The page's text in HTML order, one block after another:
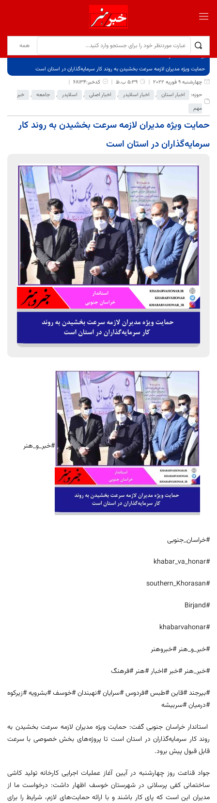
برگ نخست
نوشته‌ها
حمایت ویژه مدیران لازمه سرعت بخشیدن به روند کار سرمایه‌گذاران در استان است
چهارشنبه 9 فوریه 2022
5:39 ب.ظ
کدخبر:68134
حوزه:
اخبار استان , اخبار اسلایدر , اخبار اصلی , اسلایدر , جامعه ,
خبر
مهم
حمایت ویژه مدیران لازمه سرعت بخشیدن به روند کار
سرمایه‌گذاران در استان است
#خبر_و_هنر
#خراسان_جنوبی
#khabar_va_honar
#southern_Khorasan
#Birjand
#khabarvahonar
#خبر_و_هنر #خبروهنر
#خبر_هنر #خبر #اخبار #هنر #فرهنگ
#بیرجند #قاین #طبس #فردوس #سرایان #نهبندان #خوسف #بشرویه #زیرکوه
#درمیان #سربیشه
استاندار خراسان جنوبی گفت: حمایت ویژه مدیران لازمه سرعت بخشیدن به
روند کار سرمایه‌گذاران در استان است تا پروژه‌های بخش خصوصی با سرعت
قابل قبول پیش برود.
جواد قناعت روز چهارشنبه در آیین آغاز عملیات اجرایی کارخانه تولید کاشی
ساختمانی کفی پرسلانی در شهرستان خوسف اظهار داشت: درخواست ما از
مدیران این است که پای کار باشند و با ارائه حمایت‌های لازم، شرایط را برای